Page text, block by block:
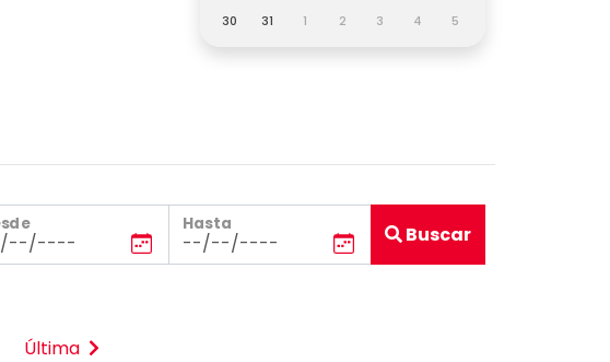
30 31 1 2 3 4 5
Hasta Buscar
Última